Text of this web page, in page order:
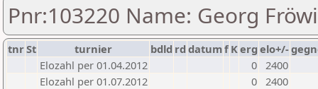
Pnr:103220 Name: Georg
tnrSt turnier bdld rd datumf Kerg elo+/-
Elozahl per 01.04.2012
0 2400
Elozahl per 01.07.2012
0 2400